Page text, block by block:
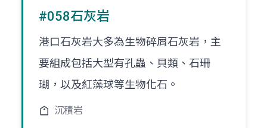
#058石灰岩
港口石灰岩大多為生物碎屑石灰岩，主
要組成包括大型有孔蟲、貝類、石珊
瑚，以及紅藻球等生物化石。
沉積岩